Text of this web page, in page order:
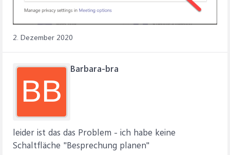
2. Dezember 2020
BB
Barbara-bra
leider ist das das Problem - ich habe keine
Schaltfläche "Besprechung planen"